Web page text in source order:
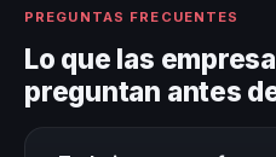
PREGUNTAS FRECUENTES
Lo que las
preguntan antes